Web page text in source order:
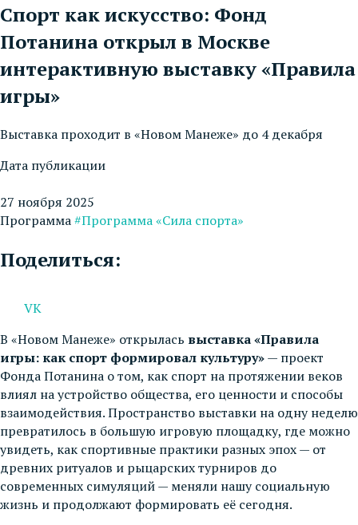
Спорт как искусство: Фонд
Потанина открыл в Москве
интерактивную выставку «Правила
игры»
Выставка проходит в «Новом Манеже» до 4 декабря
Дата публикации
27 ноября 2025
Программа#Программа «Сила спорта»
Поделиться:
VK
В «Новом Манеже» открылась выставка «Правила
игры: как спорт формировал культуру»— проект
Фонда Потанина о том, как спорт на протяжении веков
влиял на устройство общества, его ценности и способы
взаимодействия. Пространство выставки на одну неделю
превратилось в большую игровую площадку, где можно
увидеть, как спортивные практики разных эпох — от
древних ритуалов и рыцарских турниров до
современных симуляций — меняли нашу социальную
жизнь и продолжают формировать её сегодня.